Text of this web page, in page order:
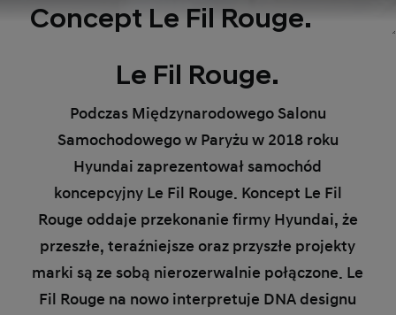
Concept Le Fil Rouge.
Le Fil Rouge.
Podczas Międzynarodowego Salonu
Samochodowego w Paryżu w 2018 roku
Hyundai zaprezentował samochód
koncepcyjny Le Fil Rouge. Koncept Le Fil
Rouge oddaje przekonanie firmy Hyundai, że
przeszłe, teraźniejsze oraz przyszłe projekty
marki są ze sobą nierozerwalnie połączone. Le
Fil Rouge na nowo interpretuje DNA designu